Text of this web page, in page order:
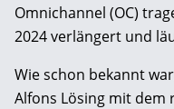
Omnichannel (OC)
2024 verlängert und
Wie schon bekannt
Alfons Lösing mit dem